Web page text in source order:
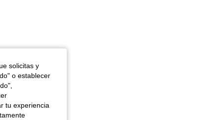
Color: Café oscuro, Talla: S
solicitas y
o establecer
tu experiencia